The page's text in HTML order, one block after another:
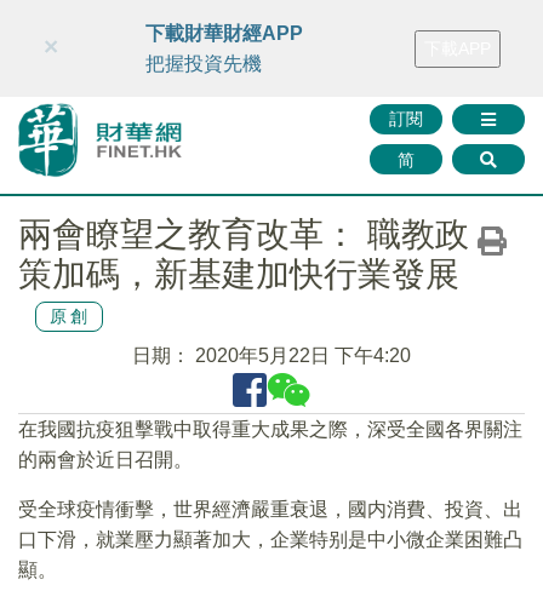
財華智庫網 FINTV FINMETA 財華證券 媒體矩陣
訂閱
简
×
下載財華財經APP
把握投資先機
兩會瞭望之教育改革： 職教政
策加碼，新基建加快行業發展
原創
日期： 2020年5月22日 下午4:20
在我國抗疫狙擊戰中取得重大成果之際，深受全國各界關注
的兩會於近日召開。
受全球疫情衝擊，世界經濟嚴重衰退，國内消費、投資、出
口下滑，就業壓力顯著加大，企業特别是中小微企業困難凸
顯。